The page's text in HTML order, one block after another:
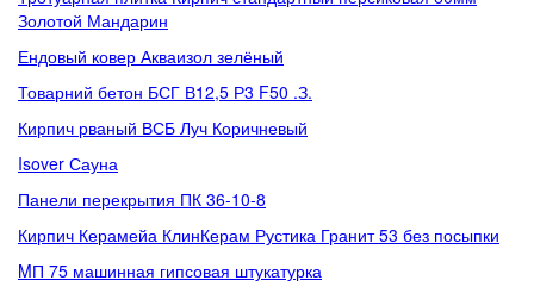
Золотой Мандарин
Ендовый ковер Акваизол зелёный
Товарний бетон БСГ В12,5 Р3 F50 .З.
Кирпич рваный ВСБ Луч Коричневый
Isover Сауна
Панели перекрытия ПК 36-10-8
Кирпич Керамейа КлинКерам Рустика Гранит 53 без посыпки
MП 75 машинная гипсовая штукатурка